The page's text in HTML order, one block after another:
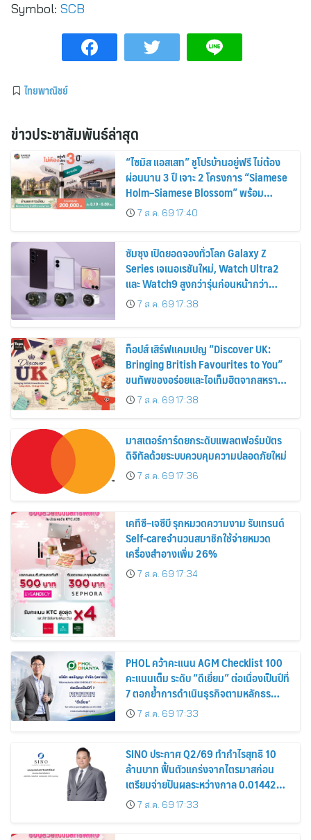
Symbol: SCB
ไทยพาณิชย์
ข่าวประชาสัมพันธ์ล่าสุด
“ไซมิส แอสเสท” ชูโปรบ้านอยู่ฟรี ไม่ต้อง
ผ่อนนาน 3 ปี เจาะ 2 โครงการ “Siamese
Holm–Siamese Blossom” พร้อม
ส่วนลดและสิทธิพิเศษถึง 31 สิงหาคม
2569
7 ส.ค. 69 17:40
ซัมซุง เปิดยอดจองทั่วโลก Galaxy Z
Series เจเนอเรชันใหม่, Watch Ultra2
และ Watch9 สูงกว่ารุ่นก่อนหน้ากว่า
30%7 ส.ค. 69 17:38
ท็อปส์ เสิร์ฟแคมเปญ “Discover UK:
Bringing British Favourites to You”
ขนทัพของอร่อยและไอเท็มฮิตจากสหราช
อาณาจักร ส่งตรงถึงมือตั้งแต่วันนี้ – 18
สิงหาคมนี้
7 ส.ค. 69 17:38
มาสเตอร์การ์ดยกระดับแพลตฟอร์มบัตร
ดิจิทัลด้วยระบบควบคุมความปลอดภัยใหม่
7 ส.ค. 69 17:36
เคทีซี–เจซีบี รุกหมวดความงาม รับเทรนด์
Self-careจำนวนสมาชิกใช้จ่ายหมวด
เครื่องสำอางเพิ่ม 26%
7 ส.ค. 69 17:34
PHOL คว้าคะแนน AGM Checklist 100
คะแนนเต็ม ระดับ “ดีเยี่ยม” ต่อเนื่องเป็นปีที่
7 ตอกย้ำการดำเนินธุรกิจตามหลักธร
รมาภิบาล โปร่งใส สร้างความเชื่อมั่นผู้ถือ
หุ้น
7 ส.ค. 69 17:33
SINO ประกาศ Q2/69 ทำกำไรสุทธิ 10
ล้านบาท ฟื้นตัวแกร่งจากไตรมาสก่อน
เตรียมจ่ายปันผลระหว่างกาล 0.014423
บาทต่อหุ้น ครึ่งปีหลังมุ่งเติบโตต่อเนื่อง
7 ส.ค. 69 17:33